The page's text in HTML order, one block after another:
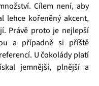
Cílem není, aby
lehce kořeněný akcent,
Právě proto je nejlepší
a případně si příště
U čokolády platí
jemnější, plnější a